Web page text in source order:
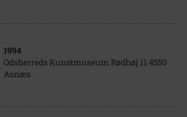
1994
Odsherreds Kunstmuseum Rødhøj 11 4550
Asnæs